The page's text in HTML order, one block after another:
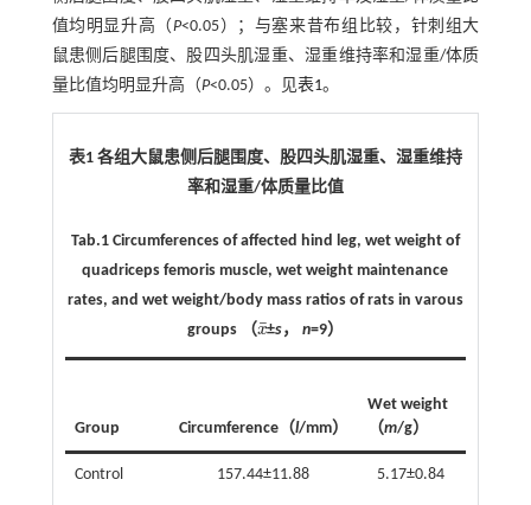
值均明显升高（P<0.05）；与塞来昔布组比较，针刺组大
鼠患侧后腿围度、股四头肌湿重、湿重维持率和湿重/体质
量比值均明显升高（P<0.05）。见表1。
表1 各组大鼠患侧后腿围度、股四头肌湿重、湿重维持
率和湿重/体质量比值
Tab.1 Circumferences of affected hind leg, wet weight of
quadriceps femoris muscle, wet weight maintenance
rates, and wet weight/body mass ratios of rats in varous
groups（x
¯
x¯±s，n=9）
Group Circumference（l/mm）
Wet weight
（m/g）
Control 157.44±11.88 5.17±0.84